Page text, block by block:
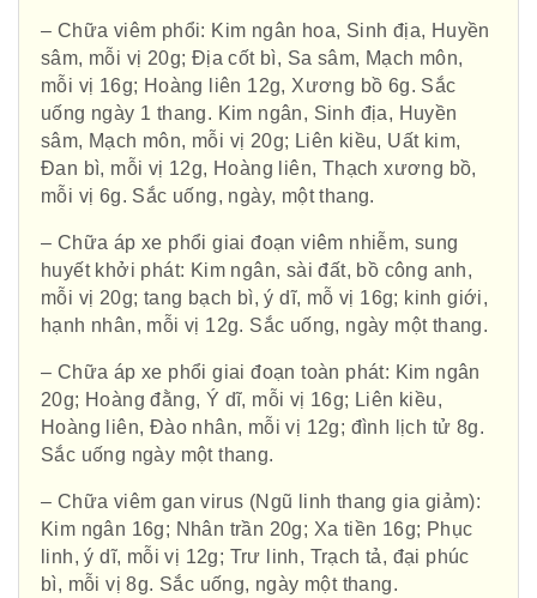
– Chữa viêm phổi: Kim ngân hoa, Sinh địa, Huyền
sâm, mỗi vị 20g; Địa cốt bì, Sa sâm, Mạch môn,
mỗi vị 16g; Hoàng liên 12g, Xương bồ 6g. Sắc
uống ngày 1 thang. Kim ngân, Sinh địa, Huyền
sâm, Mạch môn, mỗi vị 20g; Liên kiều, Uất kim,
Đan bì, mỗi vị 12g, Hoàng liên, Thạch xương bồ,
mỗi vị 6g. Sắc uống, ngày, một thang.
– Chữa áp xe phổi giai đoạn viêm nhiễm, sung
huyết khởi phát: Kim ngân, sài đất, bồ công anh,
mỗi vị 20g; tang bạch bì, ý dĩ, mỗ vị 16g; kinh giới,
hạnh nhân, mỗi vị 12g. Sắc uống, ngày một thang.
– Chữa áp xe phổi giai đoạn toàn phát: Kim ngân
20g; Hoàng đằng, Ý dĩ, mỗi vị 16g; Liên kiều,
Hoàng liên, Đào nhân, mỗi vị 12g; đình lịch tử 8g.
Sắc uống ngày một thang.
– Chữa viêm gan virus (Ngũ linh thang gia giảm):
Kim ngân 16g; Nhân trần 20g; Xa tiền 16g; Phục
linh, ý dĩ, mỗi vị 12g; Trư linh, Trạch tả, đại phúc
bì, mỗi vị 8g. Sắc uống, ngày một thang.